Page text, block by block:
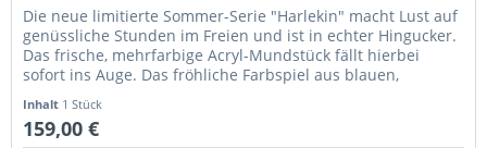
Die neue limitierte Sommer-Serie "Harlekin" macht Lust auf
genüssliche Stunden im Freien und ist in echter Hingucker.
Das frische, mehrfarbige Acryl-Mundstück fällt hierbei
sofort ins Auge. Das fröhliche Farbspiel aus blauen,
Inhalt 1 Stück
159,00 €